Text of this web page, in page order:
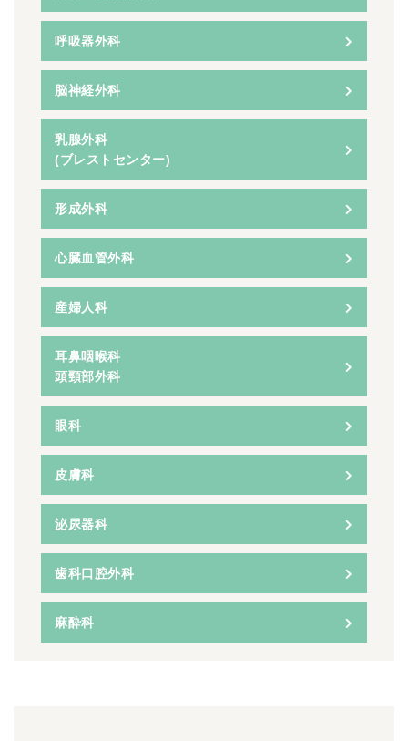
呼吸器外科
脳神経外科
乳腺外科
(ブレストセンター)
形成外科
心臓血管外科
産婦人科
耳鼻咽喉科
頭頸部外科
眼科
皮膚科
泌尿器科
歯科口腔外科
麻酔科